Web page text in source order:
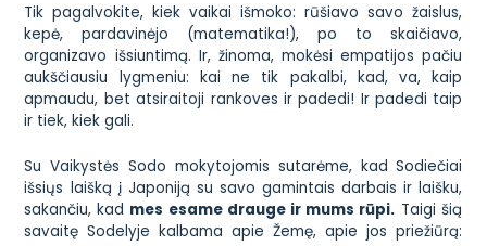
Tik pagalvokite, kiek vaikai išmoko: rūšiavo savo žaislus,
kepė, pardavinėjo (matematika!), po to skaičiavo,
organizavo išsiuntimą. Ir, žinoma, mokėsi empatijos pačiu
aukščiausiu lygmeniu: kai ne tik pakalbi, kad, va, kaip
apmaudu, bet atsiraitoji rankoves ir padedi! Ir padedi taip
ir tiek, kiek gali.
Su Vaikystės Sodo mokytojomis sutarėme, kad Sodiečiai
išsiųs laišką į Japoniją su savo gamintais darbais ir laišku,
sakančiu, kad mes esame drauge ir mums rūpi. Taigi šią
savaitę Sodelyje kalbama apie Žemę, apie jos priežiūrą: